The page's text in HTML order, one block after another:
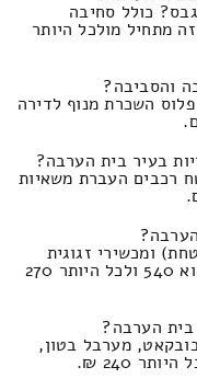
כולל סחיבה
מתחיל מולכל היותר
והסביבה?
השכרת מנוף לדירה
בעיר בית הערבה?
רכבים העברת משאיות
ומכשירי זגוגית
בעלי משקל גדול פלוס הנפות התעריף הוא 540 ולכל היותר 270
הערבה?
מערבל בטון,